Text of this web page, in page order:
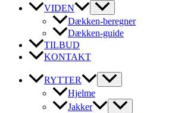
VIDEN
Dækken-beregner
Dækken-guide
TILBUD
KONTAKT
RYTTER
Hjelme
Jakker